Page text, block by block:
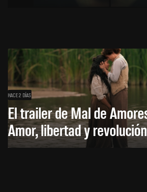
HACE 2 DÍAS
El trailer de Mal de
Amor, libertad y revolución